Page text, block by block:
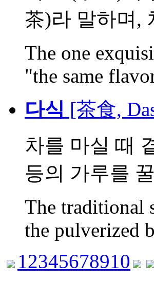
茶)라 말하며,
The one
"the same
다식 [茶食,
차를 마실 때
등의 가루를
The traditional
the pulverized
12345678910